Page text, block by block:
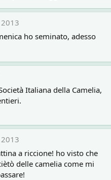
ho seminato, adesso
Italiana della Camelia,
a riccione! ho visto che
delle camelia come mi